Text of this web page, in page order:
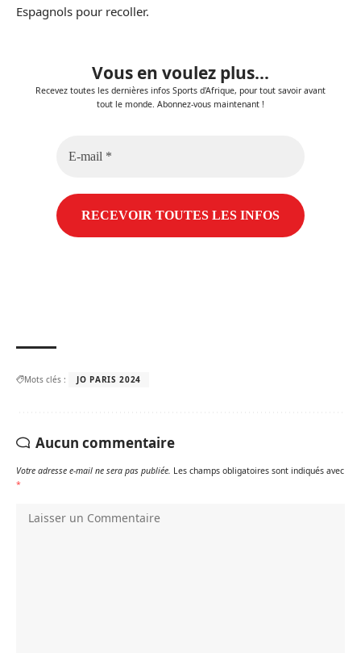
Espagnols pour recoller.
Vous en voulez plus...
Recevez toutes les dernières infos Sports d'Afrique, pour tout savoir avant
tout le monde. Abonnez-vous maintenant !
Mots clés : JO PARIS 2024
Aucun commentaire
Votre adresse e-mail ne sera pas publiée. Les champs obligatoires sont indiqués avec
*